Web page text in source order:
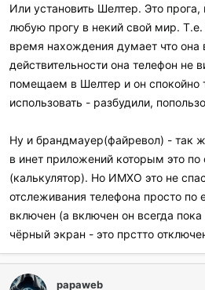
Или установить Шелтер. Это
любую прогу в некий свой мир.
время нахождения думает что она
действительности она телефон не
помещаем в Шелтер и он спокойно
использовать - разбудили,
Ну и брандмауер(файревол) - так
в инет приложений которым это
(калькулятор). Но ИМХО это не
отслеживания телефона просто по
включен (а включен он всегда пока
чёрный экран - это прстто
papaweb